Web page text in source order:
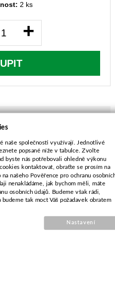
2 ks
+
Ufotronic,
ART26LI, ART30,
FE40
naše společnosti využívají. Jednotlivé
popsané níže v tabulce. Zvolte
byste nás potřebovali ohledně výkonu
kontaktovat, obraťte se prosím na
našeho Pověřence pro ochranu
nenakládáme, jak bychom měli, máte
osobních údajů. Budeme však rádi,
tak moct Váš požadavek obratem
Nastavení